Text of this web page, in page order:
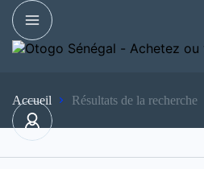
Accueil Résultats de la recherche